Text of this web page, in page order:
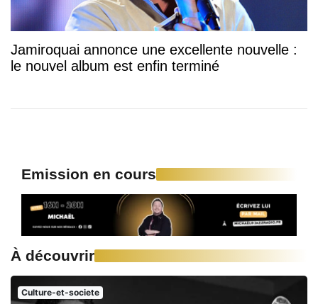
Jamiroquai annonce une excellente nouvelle :
le nouvel album est enfin terminé
Emission en cours
À découvrir
Culture-et-societe